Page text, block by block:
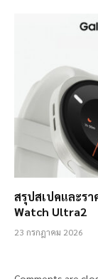
สรุปสเปคและรา
Watch Ultra2
23 กรกฎาคม 2026